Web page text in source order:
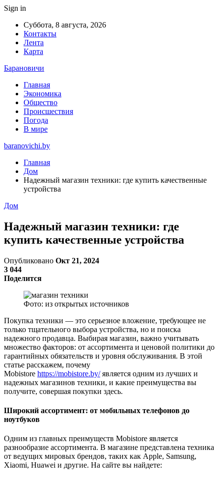
Sign in
Суббота, 8 августа, 2026
Контакты
Лента
Карта
Барановичи
Главная
Экономика
Общество
Происшествия
Погода
В мире
baranovichi.by
Главная
Дом
Надежный магазин техники: где купить качественные
устройства
Дом
Надежный магазин техники: где
купить качественные устройства
Опубликовано Окт 21, 2024
3 044
Поделится
Фото: из открытых источников
Покупка техники — это серьезное вложение, требующее не
только тщательного выбора устройства, но и поиска
надежного продавца. Выбирая магазин, важно учитывать
множество факторов: от ассортимента и ценовой политики до
гарантийных обязательств и уровня обслуживания. В этой
статье расскажем, почему
Mobistore https://mobistore.by/является одним из лучших и
надежных магазинов техники, и какие преимущества вы
получите, совершая покупки здесь.
Широкий ассортимент: от мобильных телефонов до
ноутбуков
Одним из главных преимуществ Mobistore является
разнообразие ассортимента. В магазине представлена техника
от ведущих мировых брендов, таких как Apple, Samsung,
Xiaomi, Huawei и другие. На сайте вы найдете: